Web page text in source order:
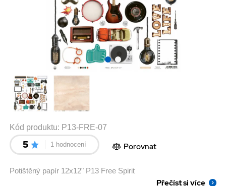
Kód produktu: P13-FRE-07
5 1 hodnocení Porovnat
Potištěný papír 12x12" P13 Free Spirit
Přečíst si více